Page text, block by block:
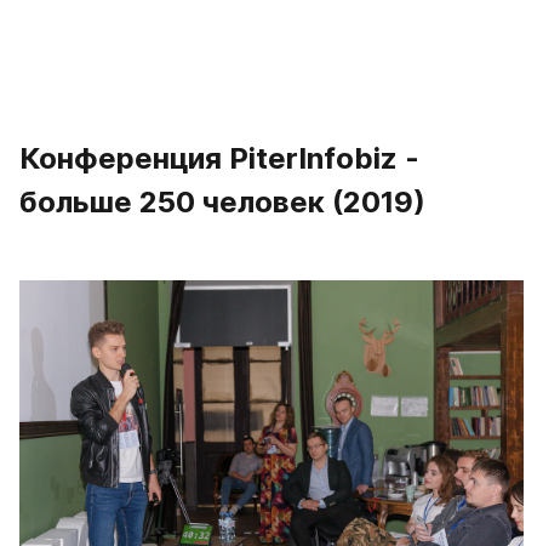
Конференция PiterInfobiz -
больше 250 человек (2019)